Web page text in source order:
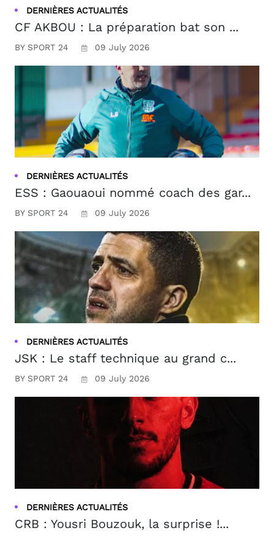
DERNIÈRES ACTUALITÉS
CF AKBOU : La préparation bat son ...
BY SPORT 24 09 July 2026
DERNIÈRES ACTUALITÉS
ESS : Gaouaoui nommé coach des gar...
BY SPORT 24 09 July 2026
DERNIÈRES ACTUALITÉS
JSK : Le staff technique au grand c...
BY SPORT 24 09 July 2026
DERNIÈRES ACTUALITÉS
CRB : Yousri Bouzouk, la surprise !...